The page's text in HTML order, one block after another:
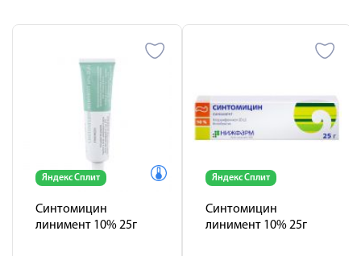
Яндекс Сплит
Синтомицин
линимент 10% 25г
Яндекс Сплит
Синтомицин
линимент 10% 25г